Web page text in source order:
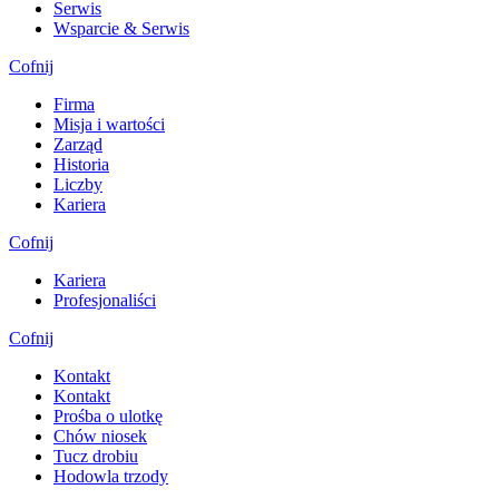
Serwis
Wsparcie & Serwis
Cofnij
Firma
Misja i wartości
Zarząd
Historia
Liczby
Kariera
Cofnij
Kariera
Profesjonaliści
Cofnij
Kontakt
Kontakt
Prośba o ulotkę
Chów niosek
Tucz drobiu
Hodowla trzody